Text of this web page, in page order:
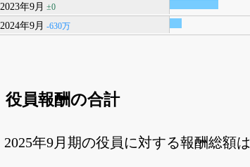
2023年9月±0
2024年9月-630万
役員報酬の合計
2025年9月期の役員に対する報酬総額は